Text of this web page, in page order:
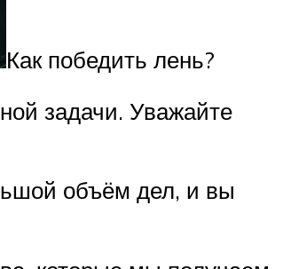
Как победить лень?
задачи. Уважайте
объём дел, и вы